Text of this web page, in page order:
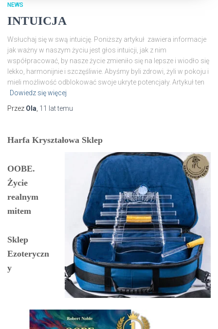
NEWS
INTUICJA
Wsłuchaj się w swą intuicję. Poniższy artykuł zawiera informacje
jak ważny w naszym życiu jest głos intuicji, jak z nim
współpracować, by nasze życie zmieniło się na lepsze i wiodło się
lekko, harmonijnie i szczęśliwie. Abyśmy byli zdrowi, żyli w pokoju i
mieli możliwość odblokować swoje ukryte potencjały. Artykuł ten
Dowiedz się więcej
Przez Ola 11 lattemu
Harfa Kryształowa Sklep
OOBE.
Życie
realnym
mitem
Sklep
Ezoteryczn
y